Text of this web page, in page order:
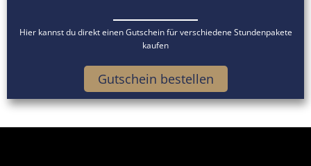
Hier kannst du direkt einen Gutschein für verschiedene Stundenpakete
kaufen
Gutschein bestellen